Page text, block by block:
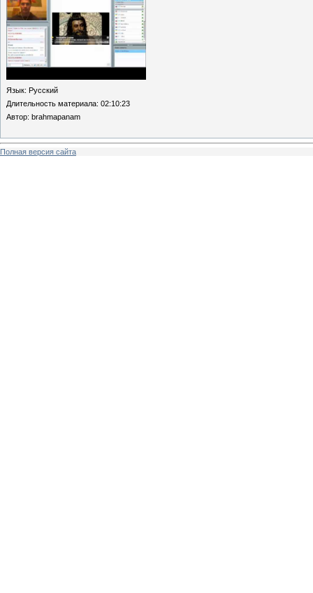
Язык: Русский
Длительность материала: 02:10:23
Автор: brahmapanam
Полная версия сайта